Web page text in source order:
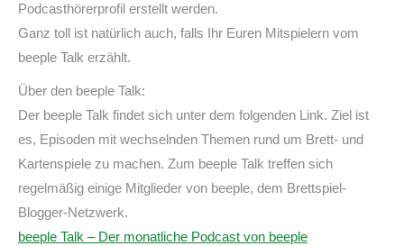
Podcasthörerprofil erstellt werden.
Ganz toll ist natürlich auch, falls Ihr Euren Mitspielern vom
beeple Talk erzählt.
Über den beeple Talk:
Der beeple Talk findet sich unter dem folgenden Link. Ziel ist
es, Episoden mit wechselnden Themen rund um Brett- und
Kartenspiele zu machen. Zum beeple Talk treffen sich
regelmäßig einige Mitglieder von beeple, dem Brettspiel-
Blogger-Netzwerk.
beeple Talk – Der monatliche Podcast von beeple